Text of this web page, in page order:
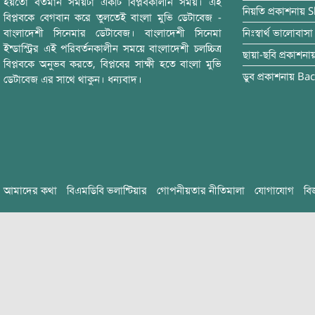
বিপ্লবকে বেগবান করে তুলতেই বাংলা মুভি ডেটাবেজ -
বাংলাদেশী সিনেমার ডেটাবেজ। বাংলাদেশী সিনেমা
ইন্ডাস্ট্রির এই পরিবর্তনকালীন সময়ে বাংলাদেশী চলচ্চিত্র
বিপ্লবকে অনুভব করতে, বিপ্লবের সাক্ষী হতে বাংলা মুভি
ডেটাবেজ এর সাথে থাকুন। ধন্যবাদ।
নিয়তি প্রকাশনায়
নিঃস্বার্থ ভালোবাসা
ছায়া-ছবি
ডুব প্রকাশনায়
আমাদের কথা বিএমডিবি ভলান্টিয়ার গোপনীয়তার নীতিমালা যোগাযোগ